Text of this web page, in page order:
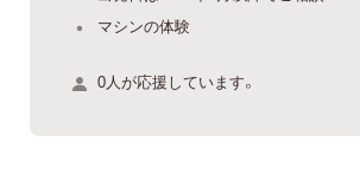
マシンの体験
0人が応援しています。